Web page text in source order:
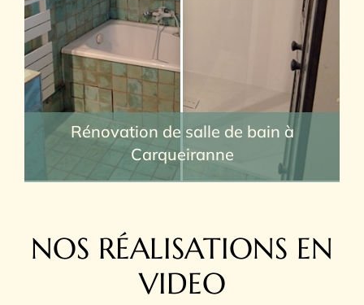
Rénovation de salle de bain à
Carqueiranne
NOS RÉALISATIONS EN
VIDEO